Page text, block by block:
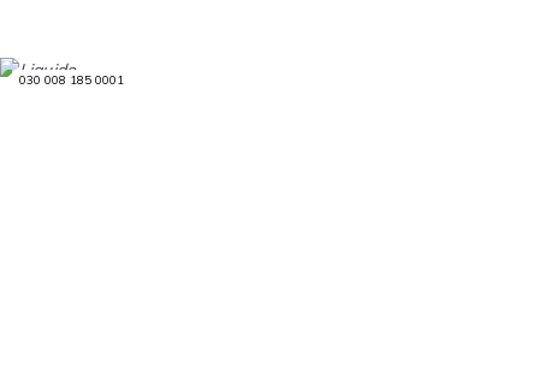
Utilize o cupom
030 008 185 0001